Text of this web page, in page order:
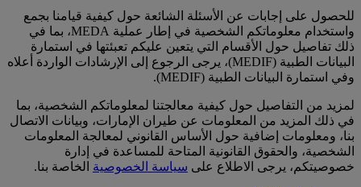
للحصول على إجابات عن الأسئلة الشائعة حول كيفية قيامنا بجمع
واستخدام معلوماتكم الشخصية في إطار عملية MEDA، بما في
ذلك تفاصيل حول الأقسام التي يتعين عليكم تعبئتها في استمارة
البيانات الطبية (MEDIF)، يرجى الرجوع إلى الإرشادات الواردة أعلاه
وفي استمارة البيانات الطبية (MEDIF).
لمزيد من التفاصيل حول كيفية معالجتنا لمعلوماتكم الشخصية، بما
في ذلك المزيد من المعلومات عن طيران الإمارات، وبيانات الاتصال
بنا، ومعلومات إضافية حول الأساس القانوني لمعالجة المعلومات
الشخصية، والحقوق القانونية المتاحة للمساعدة في إدارة
خصوصيتكم، يرجى الاطلاع على سياسة الخصوصية الخاصة بنا.